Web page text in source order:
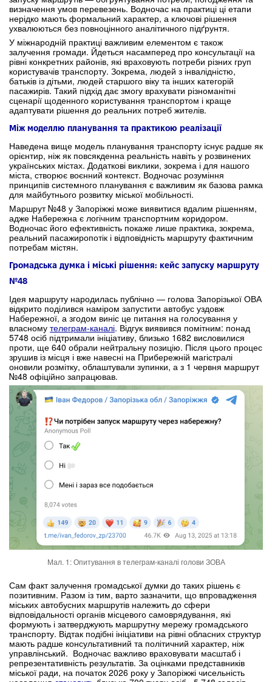
визначення умов перевезень. Водночас на практиці ці етапи
нерідко мають формальний характер, а ключові рішення
ухвалюються без повноцінного аналітичного підґрунтя.
У міжнародній практиці важливим елементом є також
залучення громади. Йдеться насамперед про консультації на
рівні конкретних районів, які враховують потреби різних груп
користувачів транспорту. Зокрема, людей з інвалідністю,
батьків із дітьми, людей старшого віку та інших категорій
пасажирів. Такий підхід дає змогу врахувати різноманітні
сценарії щоденного користування транспортом і краще
адаптувати рішення до реальних потреб жителів.
Між моделлю планування та практикою реалізації
Наведена вище модель планування транспорту існує радше як
орієнтир, ніж як повсякденна реальність навіть у розвинених
українських містах. Додаткові виклики, зокрема і для нашого
міста, створює воєнний контекст. Водночас розуміння
принципів системного планування є важливим як базова рамка
для майбутнього розвитку міської мобільності.
Маршрут №48 у Запоріжжі може виявитися вдалим рішенням,
адже Набережна є логічним транспортним коридором.
Водночас його ефективність покаже лише практика, зокрема,
реальний пасажиропотік і відповідність маршруту фактичним
потребам містян.
Громадська думка і міські рішення: кейс запуску маршруту
№48
Ідея маршруту народилась публічно — голова Запорізької ОВА
відкрито поділився наміром запустити автобус уздовж
Набережної, а згодом виніс це питання на голосування у
власному телеграм-каналі. Відгук виявився помітним: понад
5748 осіб підтримали ініціативу, близько 1682 висловилися
проти, ще 640 обрали нейтральну позицію. Після цього процес
зрушив із місця і вже навесні на Прибережній магістралі
оновили розмітку, облаштували зупинки, а з 1 червня маршрут
№48 офіційно запрацював.
Мал. 1: Опитування в телеграм-каналі голови ЗОВА
Сам факт залучення громадської думки до таких рішень є
позитивним. Разом із тим, варто зазначити, що впровадження
міських автобусних маршрутів належить до сфери
відповідальності органів місцевого самоврядування, які
формують і затверджують маршрутну мережу громадського
транспорту. Відтак подібні ініціативи на рівні обласних структур
мають радше консультативний та політичний характер, ніж
управлінський. Водночас важливо враховувати масштаб і
репрезентативність результатів. За оцінками представників
міської ради, на початок 2026 року у Запоріжжі чисельність